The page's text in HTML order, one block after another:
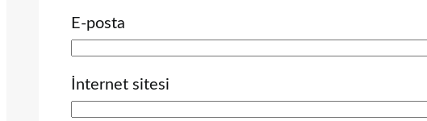
E-posta
İnternet sitesi